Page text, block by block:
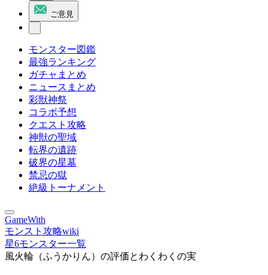
ご意見
モンスター図鑑
最強ランキング
ガチャまとめ
ニュースまとめ
彩獣神祭
コラボ予想
クエスト攻略
神獣の聖域
転界の遺跡
破界の星墓
禁忌の獄
絶級トーナメント
GameWith
モンスト攻略wiki
星6モンスター一覧
風火輪（ふうかりん）の評価とわくわくの実